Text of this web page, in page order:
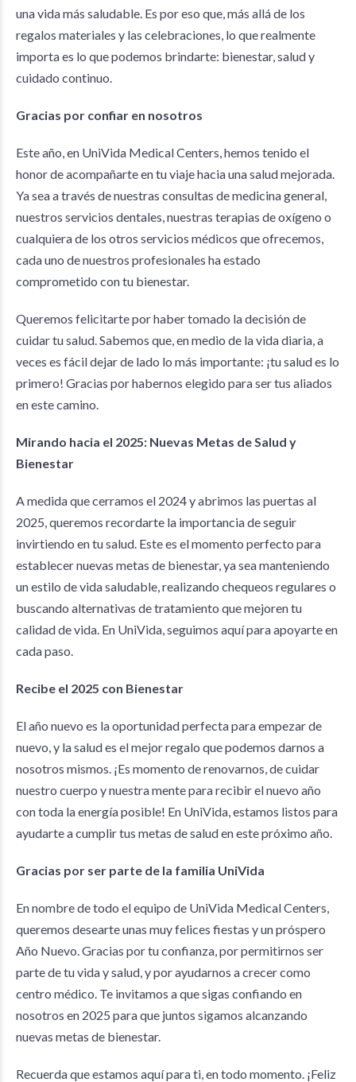
una vida más saludable. Es por eso que, más allá de los
regalos materiales y las celebraciones, lo que realmente
importa es lo que podemos brindarte: bienestar, salud y
cuidado continuo.
Gracias por confiar en nosotros
Este año, en UniVida Medical Centers, hemos tenido el
honor de acompañarte en tu viaje hacia una salud mejorada.
Ya sea a través de nuestras consultas de medicina general,
nuestros servicios dentales, nuestras terapias de oxígeno o
cualquiera de los otros servicios médicos que ofrecemos,
cada uno de nuestros profesionales ha estado
comprometido con tu bienestar.
Queremos felicitarte por haber tomado la decisión de
cuidar tu salud. Sabemos que, en medio de la vida diaria, a
veces es fácil dejar de lado lo más importante: ¡tu salud es lo
primero! Gracias por habernos elegido para ser tus aliados
en este camino.
Mirando hacia el 2025: Nuevas Metas de Salud y
Bienestar
A medida que cerramos el 2024 y abrimos las puertas al
2025, queremos recordarte la importancia de seguir
invirtiendo en tu salud. Este es el momento perfecto para
establecer nuevas metas de bienestar, ya sea manteniendo
un estilo de vida saludable, realizando chequeos regulares o
buscando alternativas de tratamiento que mejoren tu
calidad de vida. En UniVida, seguimos aquí para apoyarte en
cada paso.
Recibe el 2025 con Bienestar
El año nuevo es la oportunidad perfecta para empezar de
nuevo, y la salud es el mejor regalo que podemos darnos a
nosotros mismos. ¡Es momento de renovarnos, de cuidar
nuestro cuerpo y nuestra mente para recibir el nuevo año
con toda la energía posible! En UniVida, estamos listos para
ayudarte a cumplir tus metas de salud en este próximo año.
Gracias por ser parte de la familia UniVida
En nombre de todo el equipo de UniVida Medical Centers,
queremos desearte unas muy felices fiestas y un próspero
Año Nuevo. Gracias por tu confianza, por permitirnos ser
parte de tu vida y salud, y por ayudarnos a crecer como
centro médico. Te invitamos a que sigas confiando en
nosotros en 2025 para que juntos sigamos alcanzando
nuevas metas de bienestar.
Recuerda que estamos aquí para ti, en todo momento. ¡Feliz